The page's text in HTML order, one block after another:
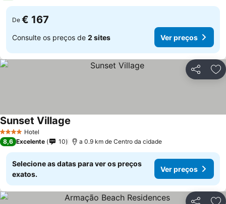
De € 167
Consulte os preços de 2 sites Ver preços
Partilhar
4 EstrelasHotel
Sunset Village
8,6 Excelente 10 a 0.9 km de Centro da cidade
Selecione as datas para ver os preços
exatos.
Ver preços